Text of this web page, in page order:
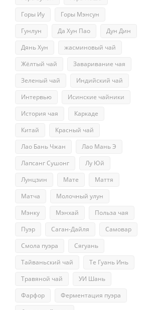
Горы Иу
Горы Мэнсун
Гунлун
Да Хун Пао
Дун Дин
Дянь Хун
жасминовый чай
Жёлтый чай
Заваривание чая
Зеленый чай
Индийский чай
Интервью
Исинские чайники
История чая
Каркаде
Китай
Красный чай
Лао Бань Чжан
Лао Мань Э
Лапсанг Сушонг
Лу Юй
Лунцзин
Мате
Маття
Матча
Молочный улун
Мэнку
Мэнхай
Польза чая
Пуэр
Саган-Дайля
Самовар
Смола пуэра
Сягуань
Тайваньский чай
Те Гуань Инь
Травяной чай
УИ Шань
Фарфор
Ферментация пуэра